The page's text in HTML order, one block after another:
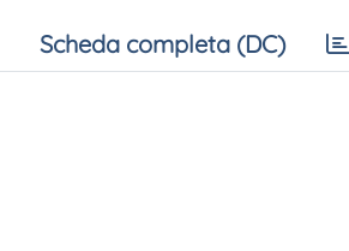
Scheda completa (DC)